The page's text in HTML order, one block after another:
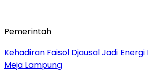
Pemerintah
Kehadiran Faisol Djausal Jadi
Meja Lampung